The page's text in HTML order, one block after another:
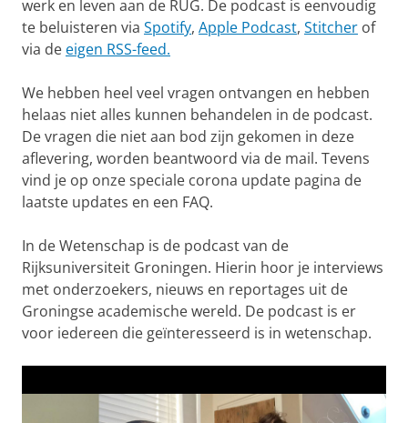
werk en leven aan de RUG. De podcast is eenvoudig
te beluisteren via Spotify, Apple Podcast, Stitcher of
via de eigen RSS-feed.
We hebben heel veel vragen ontvangen en hebben
helaas niet alles kunnen behandelen in de podcast.
De vragen die niet aan bod zijn gekomen in deze
aflevering, worden beantwoord via de mail. Tevens
vind je op onze speciale corona update pagina de
laatste updates en een FAQ.
In de Wetenschap is de podcast van de
Rijksuniversiteit Groningen. Hierin hoor je interviews
met onderzoekers, nieuws en reportages uit de
Groningse academische wereld. De podcast is er
voor iedereen die geïnteresseerd is in wetenschap.